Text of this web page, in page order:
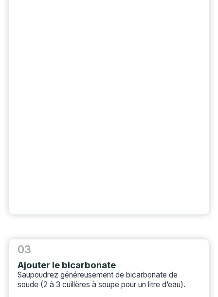
03
Ajouter le bicarbonate
Saupoudrez généreusement de bicarbonate de
soude (2 à 3 cuillères à soupe pour un litre d’eau).